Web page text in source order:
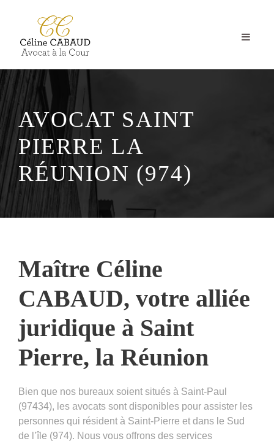
AVOCAT SAINT
PIERRE LA
RÉUNION (974)
Maître Céline
CABAUD, votre alliée
juridique à Saint
Pierre, la Réunion
Bien que nos bureaux soient situés à Saint-Paul
(97434), les avocats sont disponibles pour assister les
personnes qui résident à Saint-Pierre et dans le Sud
de l’île (974). Nous vous offrons des services